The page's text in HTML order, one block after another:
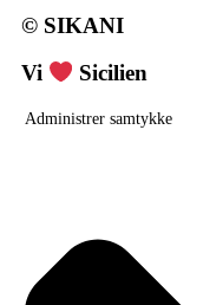
© SIKANI
Vi
Sicilien
Administrer samtykke